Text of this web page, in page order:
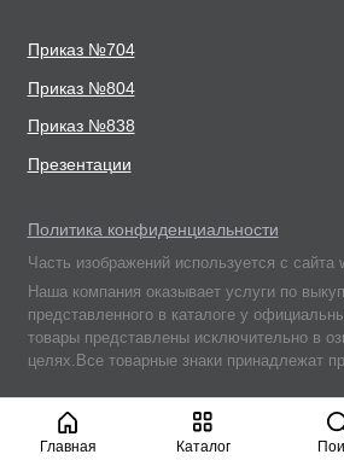
Главная Каталог
Приказ №704
Приказ №804
Приказ №838
Презентации
Политика конфиденциальности
Часть изображений используется с сайта
Наша компания оказывает услуги по
представленного в каталоге у
товары представлены исключительно в
целях.Все товарные знаки принадлежат
Подписывайтесь
на нас в соцсетях: